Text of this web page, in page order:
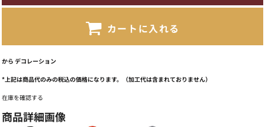
カートに入れる
から デコレーション
*上記は商品代のみの税込の価格になります。（加工代は含まれておりません）
在庫を確認する
商品詳細画像